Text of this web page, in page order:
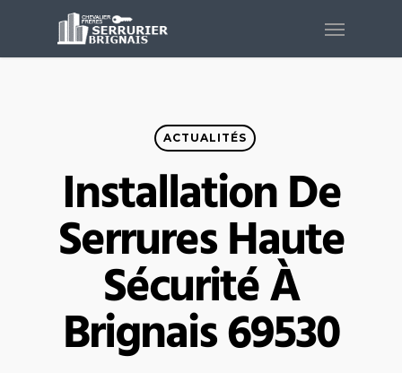
Menu
ACTUALITÉS
Installation De
Serrures Haute
Sécurité À
Brignais 69530